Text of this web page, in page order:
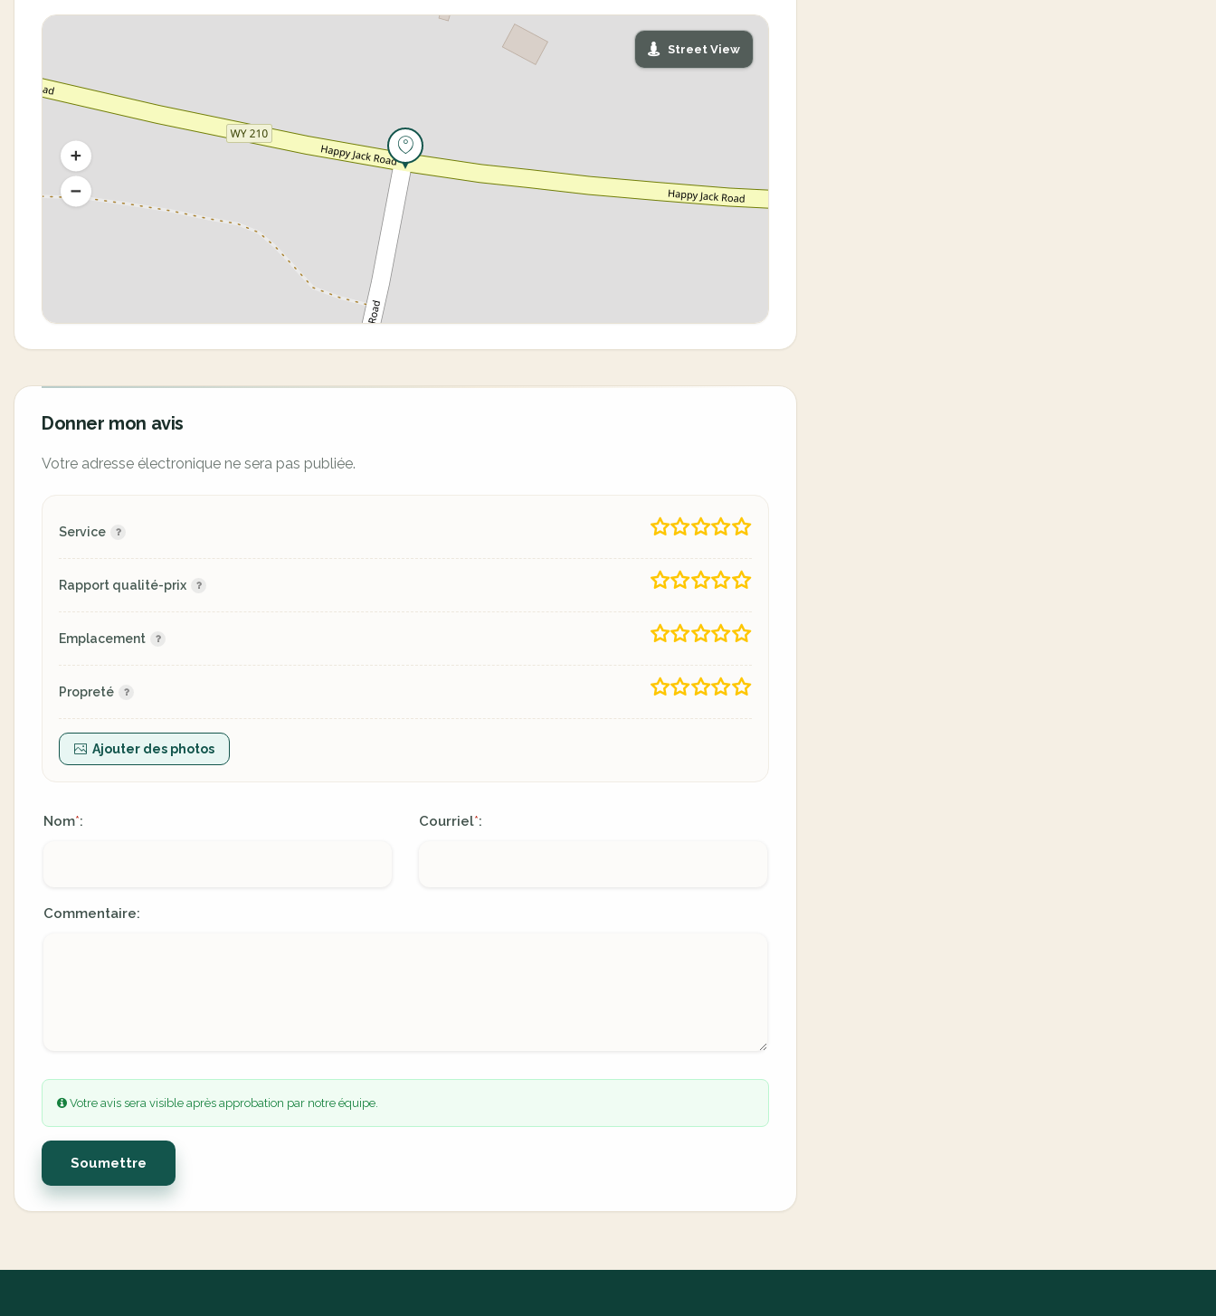
Street View
Donner mon avis
Votre adresse électronique ne sera pas publiée.
Service
Rapport qualité-prix
Emplacement
Propreté
Ajouter des photos
Nom*: Courriel*:
Commentaire:
Votre avis sera visible après approbation par notre équipe.
Soumettre